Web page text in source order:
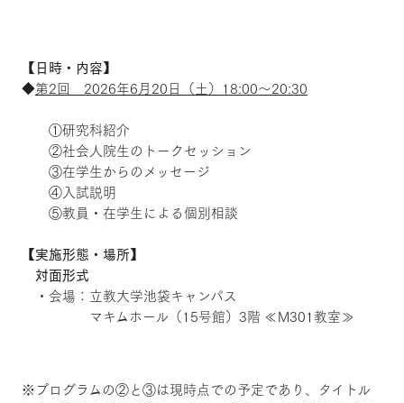
【日時・内容】
◆第2回 2026年6月20日（土）18:00～20:30
①研究科紹介
②社会人院生のトークセッション
③在学生からのメッセージ
④入試説明
⑤教員・在学生による個別相談
【実施形態・場所】
対面形式
・会場：立教大学池袋キャンパス
マキムホール（15号館）3階 ≪M301教室≫
※プログラムの②と③は現時点での予定であり、タイトル